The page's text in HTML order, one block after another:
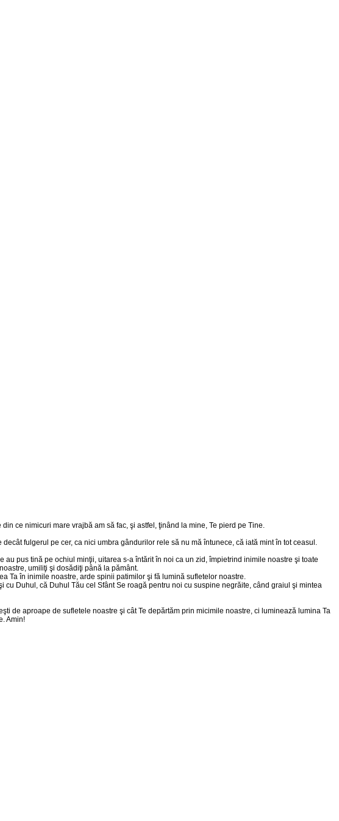
ce nimicuri mare vrajbă am să fac, şi astfel, ţinând la mine, Te pierd pe Tine.
fulgerul pe cer, ca nici umbra gândurilor rele să nu mă întunece, că iată mint în tot ceasul.
pus tină pe ochiul minţii, uitarea s-a întărit în noi ca un zid, împietrind inimile noastre şi toate
umiliţi şi dosădiţi până la pământ.
Ta în inimile noastre, arde spinii patimilor şi fă lumină sufletelor noastre.
Duhul, că Duhul Tău cel Sfânt Se roagă pentru noi cu suspine negrăite, când graiul şi mintea
de aproape de sufletele noastre şi cât Te depărtăm prin micimile noastre, ci luminează lumina Ta
Amin!